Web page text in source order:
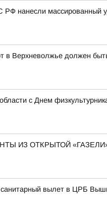
нанесли массированный
в Верхневолжье должен
с Днем
ИЗ ОТКРЫТОЙ
вылет в ЦРБ